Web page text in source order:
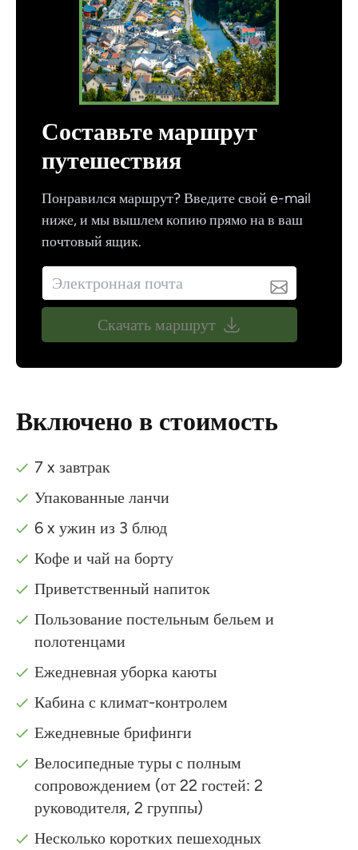
Составьте маршрут
путешествия
Понравился маршрут? Введите свой e-mail
ниже, и мы вышлем копию прямо на в ваш
почтовый ящик.
Скачать маршрут
Включено в стоимость
7 x завтрак
Упакованные ланчи
6 x ужин из 3 блюд
Кофе и чай на борту
Приветственный напиток
Пользование постельным бельем и
полотенцами
Ежедневная уборка каюты
Кабина с климат-контролем
Ежедневные брифинги
Велосипедные туры с полным
сопровождением (от 22 гостей: 2
руководителя, 2 группы)
Несколько коротких пешеходных